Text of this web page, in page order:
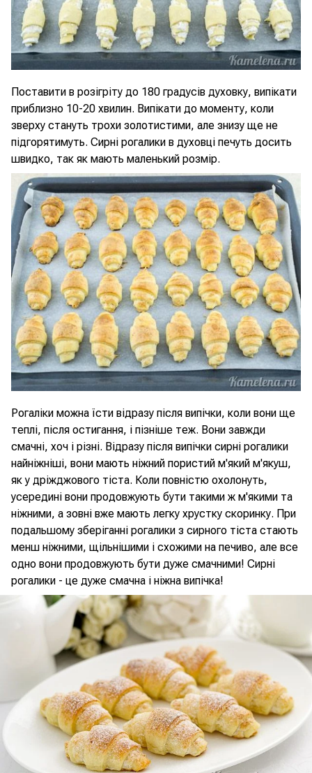
Поставити в розігріту до 180 градусів духовку, випікати
приблизно 10-20 хвилин. Випікати до моменту, коли
зверху стануть трохи золотистими, але знизу ще не
підгорятимуть. Сирні рогалики в духовці печуть досить
швидко, так як мають маленький розмір.
Рогаліки можна їсти відразу після випічки, коли вони ще
теплі, після остигання, і пізніше теж. Вони завжди
смачні, хоч і різні. Відразу після випічки сирні рогалики
найніжніші, вони мають ніжний пористий м'який м'якуш,
як у дріжджового тіста. Коли повністю охолонуть,
усередині вони продовжують бути такими ж м'якими та
ніжними, а зовні вже мають легку хрустку скоринку. При
подальшому зберіганні рогалики з сирного тіста стають
менш ніжними, щільнішими і схожими на печиво, але все
одно вони продовжують бути дуже смачними! Сирні
рогалики - це дуже смачна і ніжна випічка!